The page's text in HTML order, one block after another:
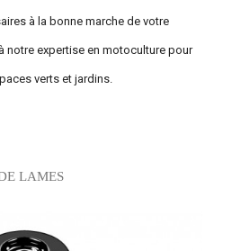
à la bonne marche de votre
notre expertise en motoculture pour
verts et jardins.
LAMES